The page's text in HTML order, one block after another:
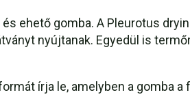
ehető gomba. A Pleurotus
nyújtanak. Egyedül is
írja le, amelyben a gomba a